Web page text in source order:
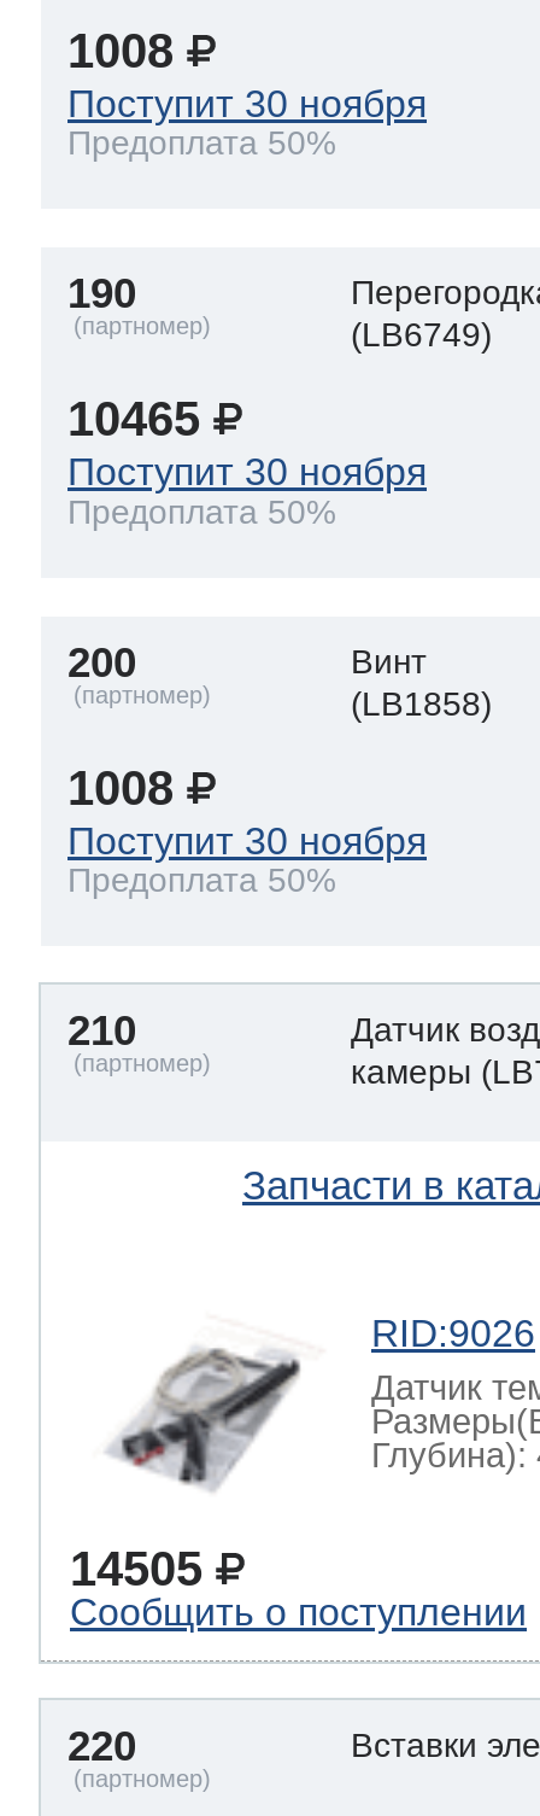
1008
Поступит 30 ноября
Предоплата 50%
190
(LB6749)
10465
Поступит 30 ноября
Предоплата 50%
200
Винт
(LB1858)
1008
Поступит 30 ноября
Предоплата 50%
210
Датчик
камеры
Запчасти в
RID:9026
Датчик
Глубина):
14505
Сообщить о поступлении
220 Вставки